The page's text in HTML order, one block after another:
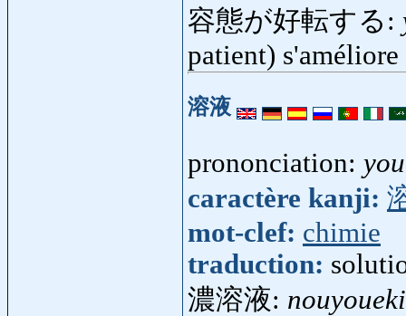
容態が好転する:
patient) s'améliore
溶液
prononciation:
caractère kanji:
mot-clef: chimie
traduction:
濃溶液: nouyoueki